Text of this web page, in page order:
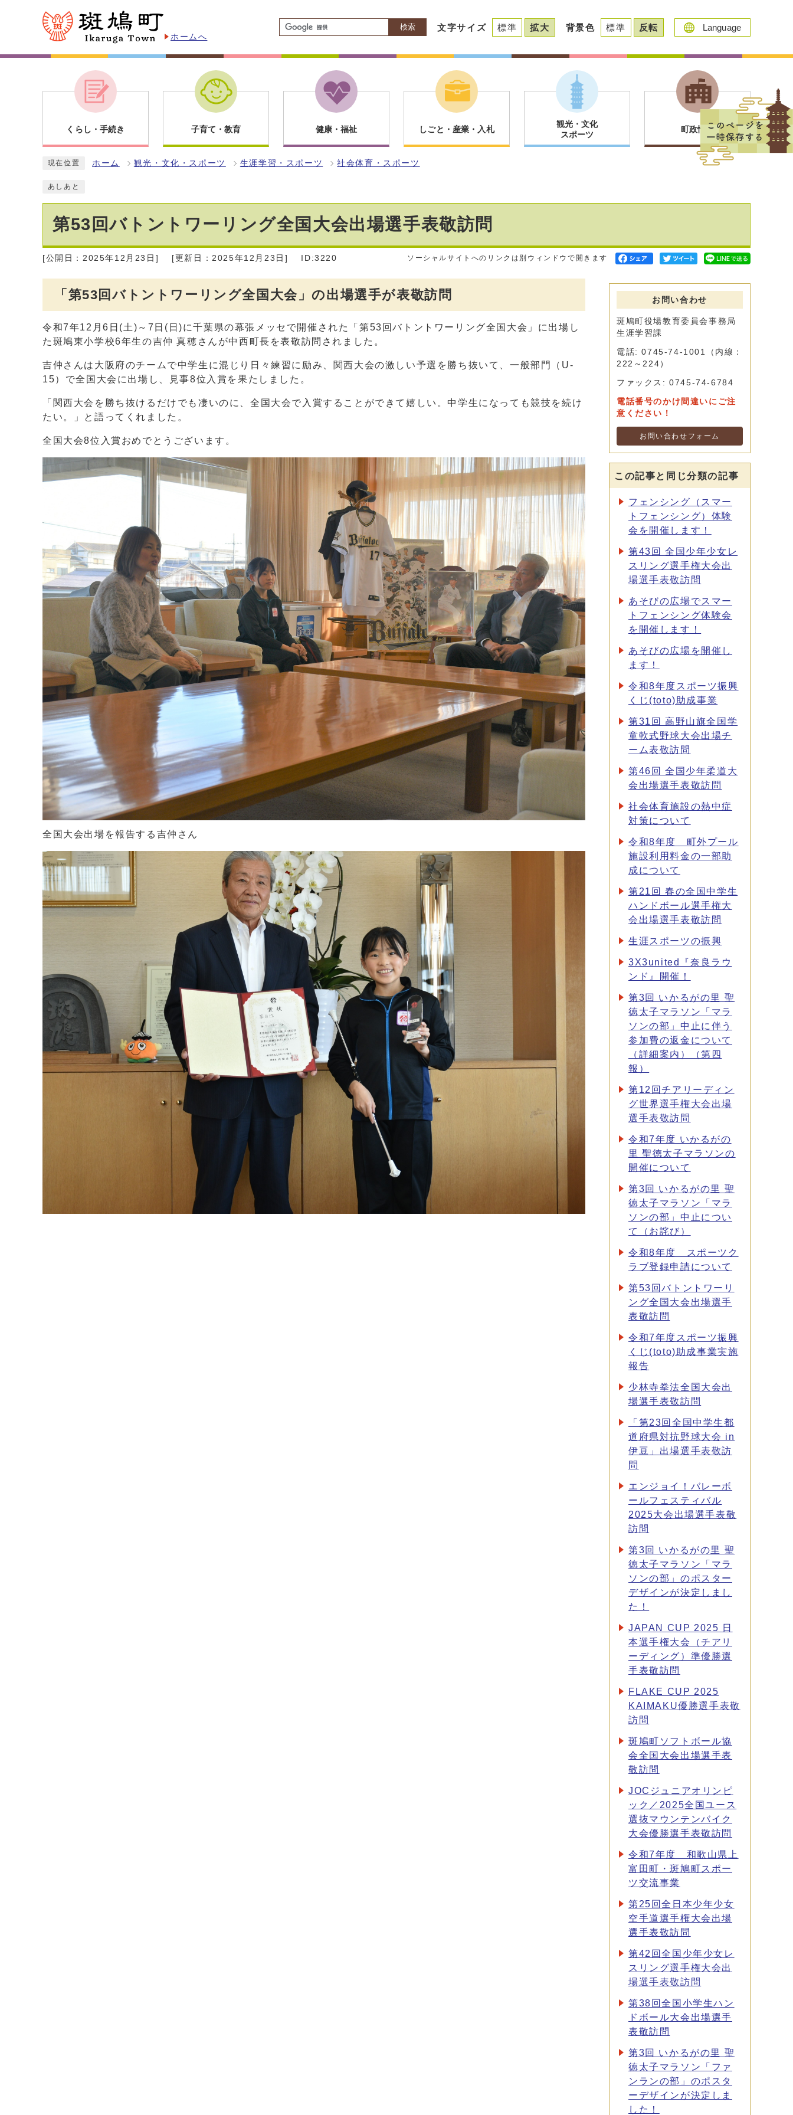
ホームへ
検索 文字サイズ 標準 拡大 背景色 標準 反転 Language
くらし・手続き 子育て・教育 健康・福祉 しごと・産業・入札
観光・文化
スポーツ
町政情報
現在位置 ホーム 観光・文化・スポーツ 生涯学習・スポーツ 社会体育・スポーツ
あしあと
第53回バトントワーリング全国大会出場選手表敬訪問
[公開日：2025年12月23日] [更新日：2025年12月23日] ID:3220 ソーシャルサイトへのリンクは別ウィンドウで開きます
「第53回バトントワーリング全国大会」の出場選手が表敬訪問
令和7年12月6日(土)～7日(日)に千葉県の幕張メッセで開催された「第53回バトントワーリング全国大会」に出場し
た斑鳩東小学校6年生の吉仲 真穂さんが中西町長を表敬訪問されました。
吉仲さんは大阪府のチームで中学生に混じり日々練習に励み、関西大会の激しい予選を勝ち抜いて、一般部門（U-
15）で全国大会に出場し、見事8位入賞を果たしました。
「関西大会を勝ち抜けるだけでも凄いのに、全国大会で入賞することができて嬉しい。中学生になっても競技を続け
たい。」と語ってくれました。
全国大会8位入賞おめでとうございます。
全国大会出場を報告する吉仲さん
お問い合わせ
斑鳩町役場教育委員会事務局
生涯学習課
電話: 0745-74-1001（内線：
222～224）
ファックス: 0745-74-6784
電話番号のかけ間違いにご注
意ください！
お問い合わせフォーム
この記事と同じ分類の記事
フェンシング（スマー
トフェンシング）体験
会を開催します！
第43回 全国少年少女レ
スリング選手権大会出
場選手表敬訪問
あそびの広場でスマー
トフェンシング体験会
を開催します！
あそびの広場を開催し
ます！
令和8年度スポーツ振興
くじ(toto)助成事業
第31回 高野山旗全国学
童軟式野球大会出場チ
ーム表敬訪問
第46回 全国少年柔道大
会出場選手表敬訪問
社会体育施設の熱中症
対策について
令和8年度 町外プール
施設利用料金の一部助
成について
第21回 春の全国中学生
ハンドボール選手権大
会出場選手表敬訪問
生涯スポーツの振興
3X3united『奈良ラウ
ンド』開催！
第3回 いかるがの里 聖
徳太子マラソン「マラ
ソンの部」中止に伴う
参加費の返金について
（詳細案内）（第四
報）
第12回チアリーディン
グ世界選手権大会出場
選手表敬訪問
令和7年度 いかるがの
里 聖徳太子マラソンの
開催について
第3回 いかるがの里 聖
徳太子マラソン「マラ
ソンの部」中止につい
て（お詫び）
令和8年度 スポーツク
ラブ登録申請について
第53回バトントワーリ
ング全国大会出場選手
表敬訪問
令和7年度スポーツ振興
くじ(toto)助成事業実施
報告
少林寺拳法全国大会出
場選手表敬訪問
「第23回全国中学生都
道府県対抗野球大会 in
伊豆」出場選手表敬訪
問
エンジョイ！バレーボ
ールフェスティバル
2025大会出場選手表敬
訪問
第3回 いかるがの里 聖
徳太子マラソン「マラ
ソンの部」のポスター
デザインが決定しまし
た！
JAPAN CUP 2025 日
本選手権大会（チアリ
ーディング）準優勝選
手表敬訪問
FLAKE CUP 2025
KAIMAKU優勝選手表敬
訪問
斑鳩町ソフトボール協
会全国大会出場選手表
敬訪問
JOCジュニアオリンピ
ック／2025全国ユース
選抜マウンテンバイク
大会優勝選手表敬訪問
令和7年度 和歌山県上
富田町・斑鳩町スポー
ツ交流事業
第25回全日本少年少女
空手道選手権大会出場
選手表敬訪問
第42回全国少年少女レ
スリング選手権大会出
場選手表敬訪問
第38回全国小学生ハン
ドボール大会出場選手
表敬訪問
第3回 いかるがの里 聖
徳太子マラソン「ファ
ンランの部」のポスタ
ーデザインが決定しま
した！